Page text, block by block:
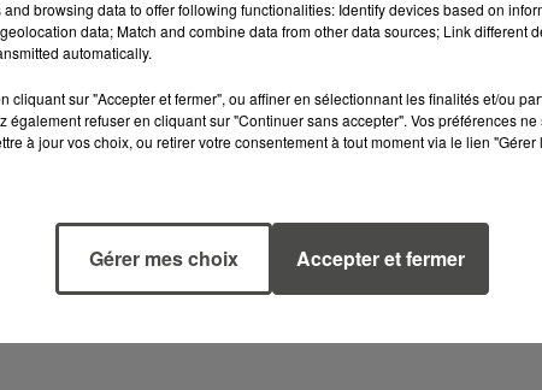
des services techniques au 02.40.64.45.12 ou
browsing data to offer following functionalities: Identify devices based on
data; Match and combine data from other data sources; Link different
automatically.
cliquant sur "Accepter et fermer", ou affiner en sélectionnant les finalités et/ou
également refuser en cliquant sur "Continuer sans accepter". Vos préférences
à jour vos choix, ou retirer votre consentement à tout moment via le lien
Gérer mes choix Accepter et fermer